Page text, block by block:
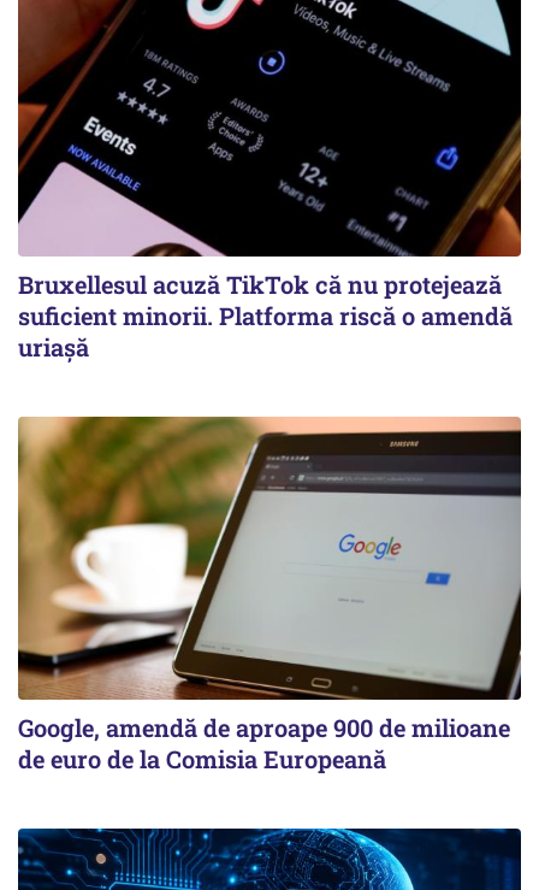
Bruxellesul acuză TikTok că nu protejează
suficient minorii. Platforma riscă o amendă
uriașă
Google, amendă de aproape 900 de milioane
de euro de la Comisia Europeană